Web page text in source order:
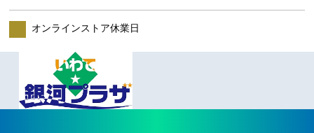
オンラインストア休業日